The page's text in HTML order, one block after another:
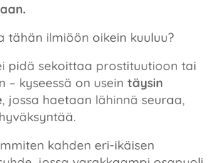
tähän ilmiöön oikein kuuluu?
pidä sekoittaa prostituutioon tai
– kyseessä on usein täysin
, jossa haetaan lähinnä seuraa,
kahden eri-ikäisen